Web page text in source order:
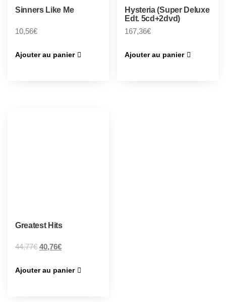
Sinners Like Me
10,56€
Ajouter au panier
Hysteria (Super Deluxe
Edt. 5cd+2dvd)
167,36€
Ajouter au panier
Greatest Hits
44,77€ 40,76€
Ajouter au panier